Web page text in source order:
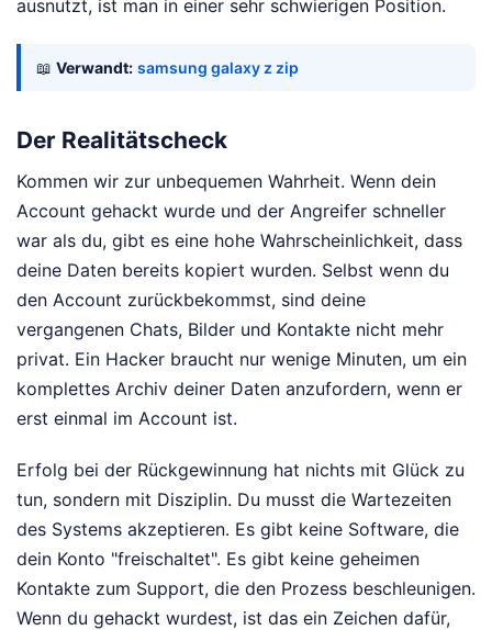
ausnutzt, ist man in einer sehr schwierigen Position.
📖 Verwandt: samsung galaxy z zip
Der Realitätscheck
Kommen wir zur unbequemen Wahrheit. Wenn dein
Account gehackt wurde und der Angreifer schneller
war als du, gibt es eine hohe Wahrscheinlichkeit, dass
deine Daten bereits kopiert wurden. Selbst wenn du
den Account zurückbekommst, sind deine
vergangenen Chats, Bilder und Kontakte nicht mehr
privat. Ein Hacker braucht nur wenige Minuten, um ein
komplettes Archiv deiner Daten anzufordern, wenn er
erst einmal im Account ist.
Erfolg bei der Rückgewinnung hat nichts mit Glück zu
tun, sondern mit Disziplin. Du musst die Wartezeiten
des Systems akzeptieren. Es gibt keine Software, die
dein Konto "freischaltet". Es gibt keine geheimen
Kontakte zum Support, die den Prozess beschleunigen.
Wenn du gehackt wurdest, ist das ein Zeichen dafür,